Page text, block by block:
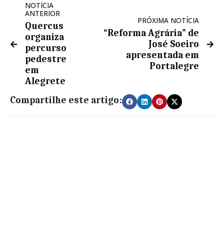
NOTÍCIA
ANTERIOR
Quercus
organiza
percurso
pedestre
em
Alegrete
PRÓXIMA NOTÍCIA
“Reforma Agrária” de
José Soeiro
apresentada em
Portalegre
Compartilhe este artigo: